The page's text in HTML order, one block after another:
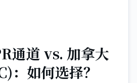
通道 vs. 加拿大
：如何选择？